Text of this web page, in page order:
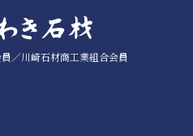
／川崎石材商工業組合会員